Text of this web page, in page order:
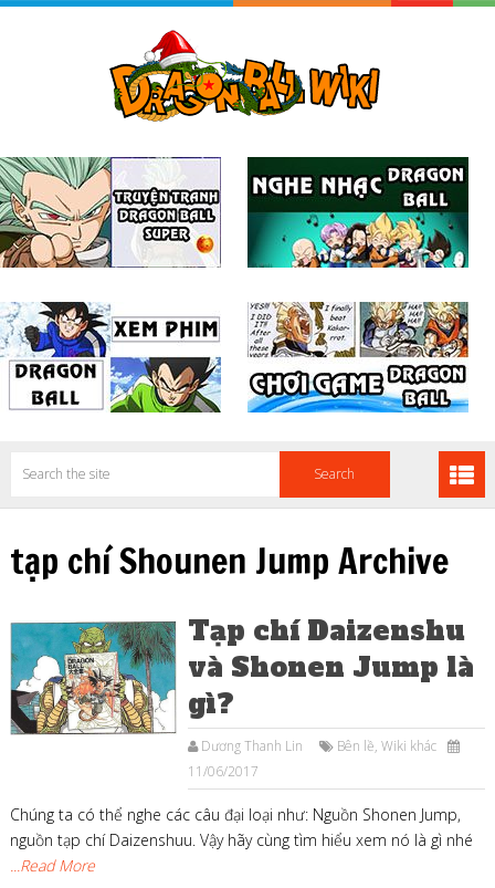
tạp chí Shounen Jump Archive
Tạp chí Daizenshu
và Shonen Jump là
gì?
Dương Thanh Lin Bên lề,Wiki khác
11/06/2017
Chúng ta có thể nghe các câu đại loại như: Nguồn Shonen Jump,
nguồn tạp chí Daizenshuu. Vậy hãy cùng tìm hiểu xem nó là gì nhé
...Read More